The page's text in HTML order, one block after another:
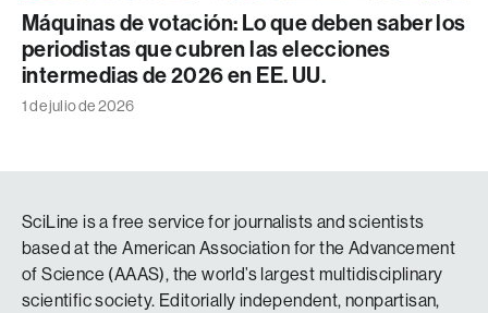
Máquinas de votación: Lo que deben saber los
periodistas que cubren las elecciones
intermedias de 2026 en EE. UU.
1 de julio de 2026
SciLine is a free service for journalists and scientists
based at the American Association for the Advancement
of Science (AAAS), the world’s largest multidisciplinary
scientific society. Editorially independent, nonpartisan,